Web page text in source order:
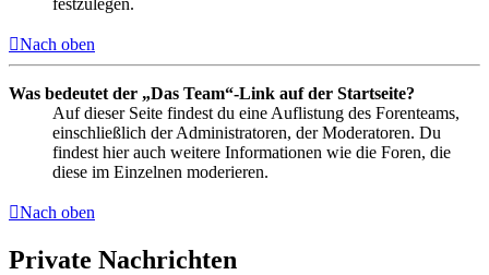
festzulegen.
Nach oben
Was bedeutet der „Das Team“-Link auf der Startseite?
Auf dieser Seite findest du eine Auflistung des Forenteams,
einschließlich der Administratoren, der Moderatoren. Du
findest hier auch weitere Informationen wie die Foren, die
diese im Einzelnen moderieren.
Nach oben
Private Nachrichten